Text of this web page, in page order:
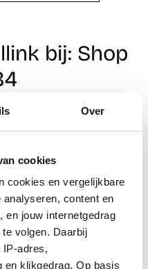
Over
cookies
cookies en vergelijkbare
content en
en jouw internetgedrag
volgen. Daarbij
IP-adres,
en klikgedrag. Op basis
bij: Shop